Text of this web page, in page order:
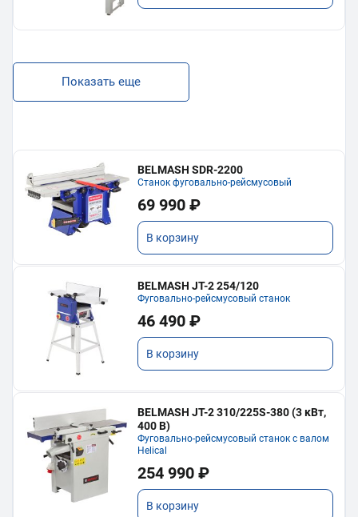
Показать еще
BELMASH SDR-2200
Станок фуговально-рейсмусовый
69 990 ₽
В корзину
BELMASH JT-2 254/120
Фуговально-рейсмусовый станок
46 490 ₽
В корзину
BELMASH JT-2 310/225S-380 (3 кВт,
400 В)
Фуговально-рейсмусовый станок с валом
Helical
254 990 ₽
В корзину